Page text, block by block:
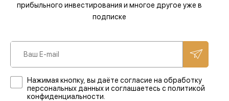
прибыльного инвестирования и многое другое уже в
подписке
Нажимая кнопку, вы даёте согласие на обработку
персональных данных и соглашаетесь с политикой
конфиденциальности.